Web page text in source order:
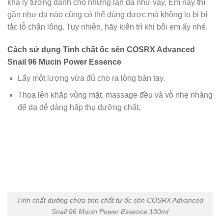
khá lý tưởng dành cho những làn da như vậy. Em này thì
gần như da nào cũng có thể dùng được mà không lo bị bí
tắc lỗ chân lông. Tuy nhiên, hãy kiên trì khi bôi em ấy nhé.
Cách sử dụng Tinh chất ốc sên COSRX Advanced
Snail 96 Mucin Power Essence
Lấy một lượng vừa đủ cho ra lòng bàn tay.
Thoa lên khắp vùng mặt, massage đều và vỗ nhẹ nhàng
để da dễ dàng hấp thụ dưỡng chất.
Tinh chất dưỡng chứa tinh chất từ ốc sên COSRX Advanced
Snail 96 Mucin Power Essence 100ml